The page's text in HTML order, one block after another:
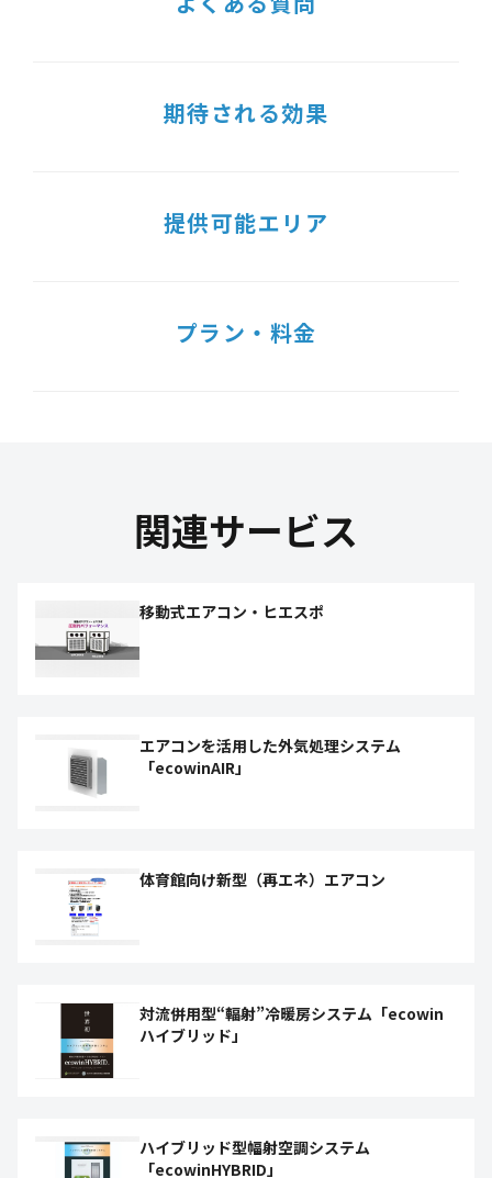
期待される効果
提供可能エリア
プラン・料金
関連サービス
移動式エアコン・ヒエスポ
エアコンを活用した外気処理システム
「ecowinAIR」
体育館向け新型（再エネ）エアコン
対流併用型“輻射”冷暖房システム「ecowin
ハイブリッド」
ハイブリッド型幅射空調システム
「ecowinHYBRID」